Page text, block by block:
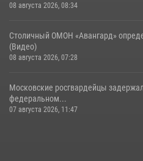
08 августа 2026, 08:34
Столичный ОМОН «Авангард»
(Видео)
08 августа 2026, 07:28
Московские росгвардейцы
федеральном...
07 августа 2026, 11:47